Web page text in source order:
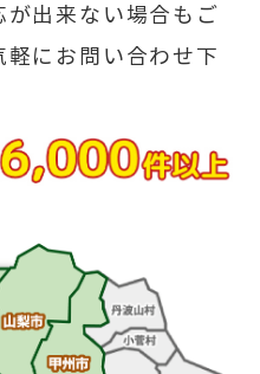
出来ない場合もご
にお問い合わせ下